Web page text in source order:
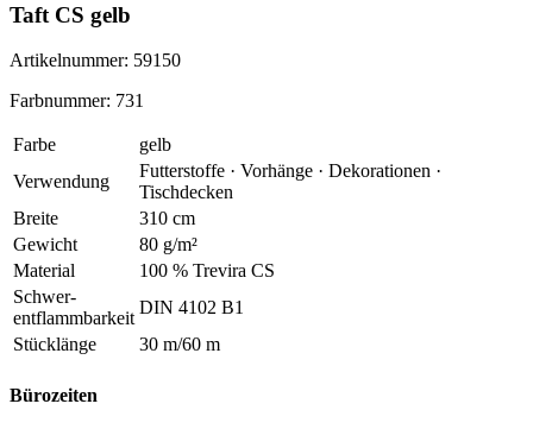
Taft CS gelb
Artikelnummer: 59150
Farbnummer: 731
Farbe
gelb
Verwendung
Futterstoffe · Vorhänge · Dekorationen ·
Tischdecken
Breite
310 cm
Gewicht
80 g/m²
Material
100 % Trevira CS
Schwer-
entflammbarkeit
DIN 4102 B1
Stücklänge
30 m/60 m
Bürozeiten